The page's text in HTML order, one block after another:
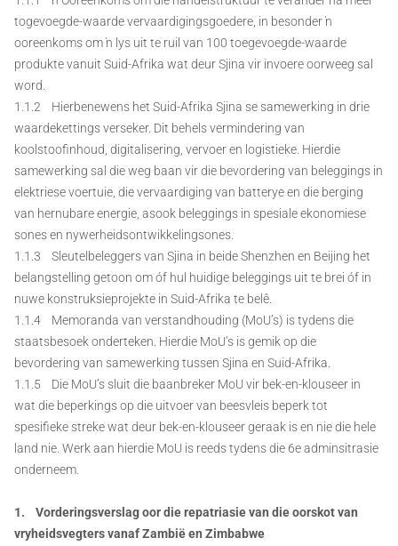
togevoegde-waarde vervaardigingsgoedere, in besonder ŉ
ooreenkoms om ŉ lys uit te ruil van 100 toegevoegde-waarde
produkte vanuit Suid-Afrika wat deur Sjina vir invoere oorweeg sal
word.
1.1.2 Hierbenewens het Suid-Afrika Sjina se samewerking in drie
waardekettings verseker. Dit behels vermindering van
koolstoofinhoud, digitalisering, vervoer en logistieke. Hierdie
samewerking sal die weg baan vir die bevordering van beleggings in
elektriese voertuie, die vervaardiging van batterye en die berging
van hernubare energie, asook beleggings in spesiale ekonomiese
sones en nywerheidsontwikkelingsones.
1.1.3 Sleutelbeleggers van Sjina in beide Shenzhen en Beijing het
belangstelling getoon om óf hul huidige beleggings uit te brei óf in
nuwe konstruksieprojekte in Suid-Afrika te belê.
1.1.4 Memoranda van verstandhouding (MoU’s) is tydens die
staatsbesoek onderteken. Hierdie MoU’s is gemik op die
bevordering van samewerking tussen Sjina en Suid-Afrika.
1.1.5 Die MoU’s sluit die baanbreker MoU vir bek-en-klouseer in
wat die beperkings op die uitvoer van beesvleis beperk tot
spesifieke streke wat deur bek-en-klouseer geraak is en nie die hele
land nie. Werk aan hierdie MoU is reeds tydens die 6e adminsitrasie
onderneem.
1. Vorderingsverslag oor die repatriasie van die oorskot van
vryheidsvegters vanaf Zambië en Zimbabwe